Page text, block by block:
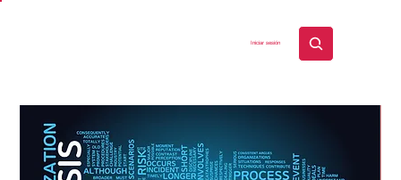
Iniciar sesión